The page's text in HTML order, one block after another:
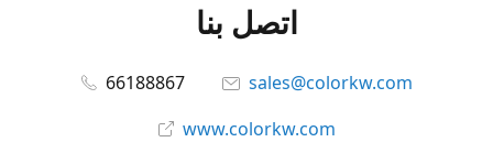
اتصل بنا
66188867
sales@colorkw.com
www.colorkw.com